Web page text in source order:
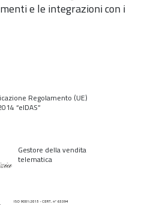
e le integrazioni con i
Regolamento (UE)
“elDAS”
Gestore della vendita
telematica